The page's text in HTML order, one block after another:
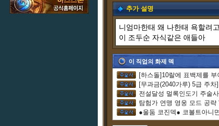
추가 설명
니엄마한태 왜 나한태 욕할려
이 조두순 자식같은 애들아
이 직업의 화제 덱
[무과금(2040가루) 5급 주
전설달성 멀록인도기 주술사
탐험가 연맹 영웅 모드 공
●울둠 코진덱● 코볼트아니